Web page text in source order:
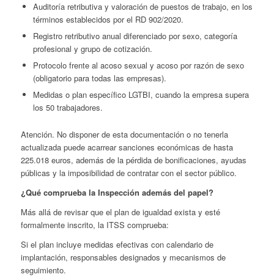
Auditoría retributiva y valoración de puestos de trabajo, en los
términos establecidos por el RD 902/2020.
Registro retributivo anual diferenciado por sexo, categoría
profesional y grupo de cotización.
Protocolo frente al acoso sexual y acoso por razón de sexo
(obligatorio para todas las empresas).
Medidas o plan específico LGTBI, cuando la empresa supera
los 50 trabajadores.
Atención. No disponer de esta documentación o no tenerla
actualizada puede acarrear sanciones económicas de hasta
225.018 euros, además de la pérdida de bonificaciones, ayudas
públicas y la imposibilidad de contratar con el sector público.
¿Qué comprueba la Inspección además del papel?
Más allá de revisar que el plan de igualdad exista y esté
formalmente inscrito, la ITSS comprueba:
Si el plan incluye medidas efectivas con calendario de
implantación, responsables designados y mecanismos de
seguimiento.